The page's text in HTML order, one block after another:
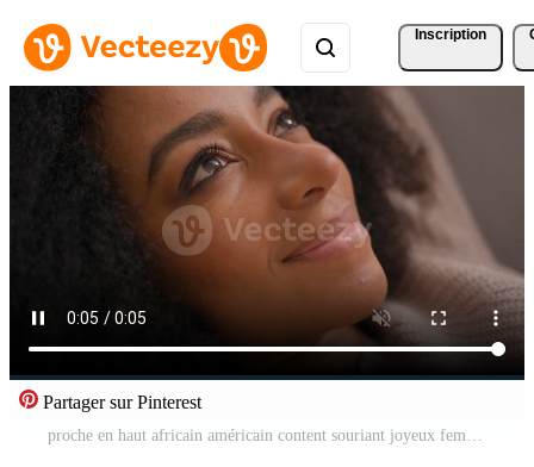
Inscription
Partager sur Pinterest
proche en haut africain américain content souriant joyeux femme magnifique Jeune femelle relaxant mensonge sur canapé de bonne humeur positif fille propriétaire repos sur confortable doux canapé à Accueil rêver profiter Pause loisir Vidéo Pro